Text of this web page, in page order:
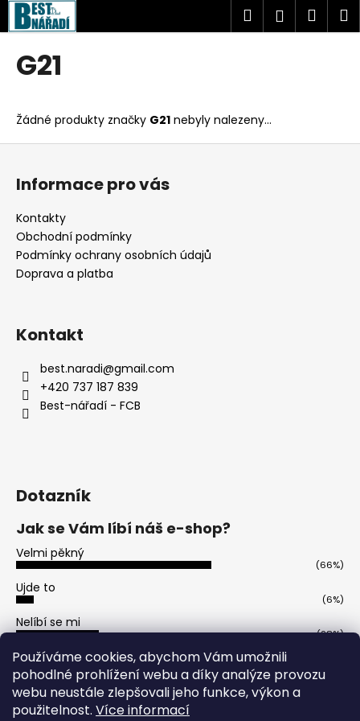
Používáme cookies, abychom Vám umožnili
pohodlné prohlížení webu a díky analýze provozu
webu neustále zlepšovali jeho funkce, výkon a
použitelnost. Více informací
Přejít
obsah
Hledat
G21
Žádné produkty značky G21 nebyly nalezeny...
K
o
o
p
o
t
ř
e
b
u
j
e
a
D
o
p
o
r
u
Z
Informace pro vás
Kontakty
Obchodní podmínky
Podmínky ochrany osobních údajů
Doprava a platba
Kontakt
best.naradi@gmail.com
+420 737 187 839
Best-nářadí - FCB
Dotazník
Jak se Vám líbí náš e-shop?
Velmi pěkný
(66%)
Ujde to
(6%)
Nelíbí se mi
(28%)
Počet hlasů:50